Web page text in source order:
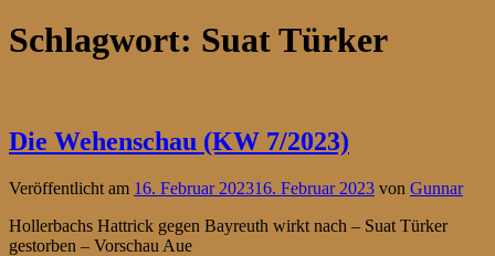
Schlagwort: Suat Türker
Die Wehenschau (KW 7/2023)
Veröffentlicht am 16. Februar 202316. Februar 2023 von Gunnar
Hollerbachs Hattrick gegen Bayreuth wirkt nach – Suat Türker
gestorben – Vorschau Aue